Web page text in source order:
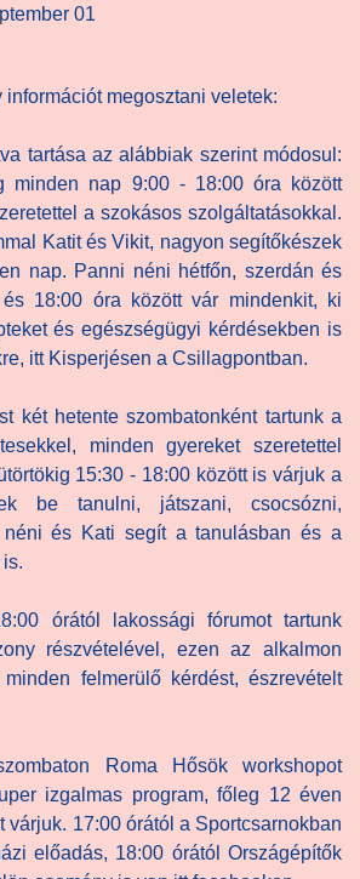
01
információt megosztani veletek:
tartása az alábbiak szerint módosul:
minden nap 9:00 - 18:00 óra között
a szokásos szolgáltatásokkal.
Katit és Vikit, nagyon segítőkészek
nap. Panni néni hétfőn, szerdán és
18:00 óra között vár mindenkit, ki
és egészségügyi kérdésekben is
itt Kisperjésen a Csillagpontban.
két hetente szombatonként tartunk a
minden gyereket szeretettel
15:30 - 18:00 között is várjuk a
be tanulni, játszani, csocsózni,
néni és Kati segít a tanulásban és a
órától lakossági fórumot tartunk
részvételével, ezen az alkalmon
felmerülő kérdést, észrevételt
Roma Hősök workshopot
izgalmas program, főleg 12 éven
várjuk. 17:00 órától a Sportcsarnokban
előadás, 18:00 órától Országépítők